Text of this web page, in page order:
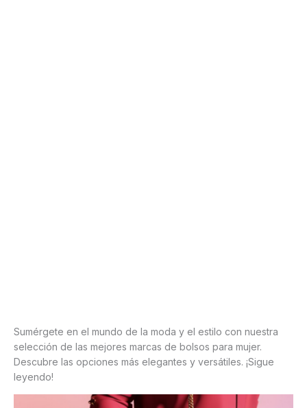
Sumérgete en el mundo de la moda y el estilo con nuestra
selección de las mejores marcas de bolsos para mujer.
Descubre las opciones más elegantes y versátiles. ¡Sigue
leyendo!